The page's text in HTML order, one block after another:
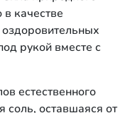
качестве
рукой вместе с
естественного
соль, оставшаяся от